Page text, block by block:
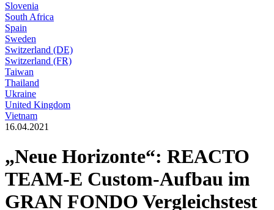
Slovenia
South Africa
Spain
Sweden
Switzerland (DE)
Switzerland (FR)
Taiwan
Thailand
Ukraine
United Kingdom
Vietnam
16.04.2021
„Neue Horizonte“: REACTO
TEAM-E Custom-Aufbau im
GRAN FONDO Vergleichstest